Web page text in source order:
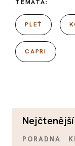
TÉMATA:
PLEŤ
CAPRI
nejčtenější
PORADNA